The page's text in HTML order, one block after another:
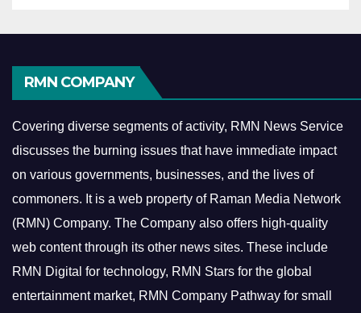
RMN COMPANY
Covering diverse segments of activity, RMN News Service
discusses the burning issues that have immediate impact
on various governments, businesses, and the lives of
commoners. It is a web property of Raman Media Network
(RMN) Company. The Company also offers high-quality
web content through its other news sites. These include
RMN Digital for technology, RMN Stars for the global
entertainment market, RMN Company Pathway for small